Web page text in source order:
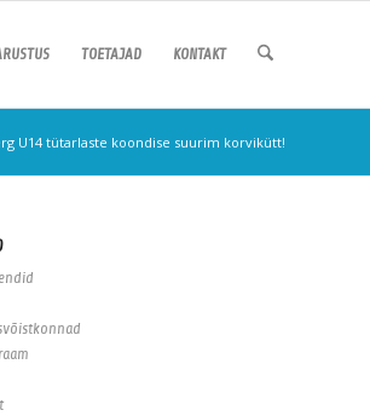
TOETAJAD KONTAKT
U14 tütarlaste koondise suurim korvikütt!